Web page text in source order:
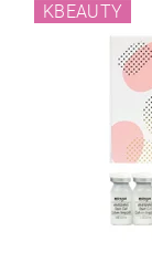
KBEAUTY